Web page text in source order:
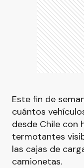
Este fin de
cuántos
desde Chile con
termotantes
las cajas de
camionetas.